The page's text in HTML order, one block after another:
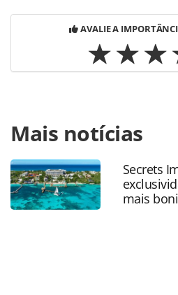
AVALIE A
https://www.panrotas.com.br/
travel-market-tera-espaco-com-
emprego_192348.html ou as
página. Todo o conteúdo
Editora é protegido pela
autoral. Não reproduza o
Mais notícias
Secrets
mais